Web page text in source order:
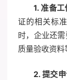
1. 准备
证的相关标
时，企业还
质量验收资料
2. 提交